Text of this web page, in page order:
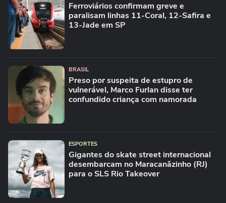
Ferroviários confirmam greve e
paralisam linhas 11-Coral, 12-Safira e
13-Jade em SP
BRASIL
Preso por suspeita de estupro de
vulnerável, Marco Furlan disse ter
confundido criança com namorada
ESPORTES
Gigantes do skate street internacional
desembarcam no Maracanãzinho (RJ)
para o SLS Rio Takeover